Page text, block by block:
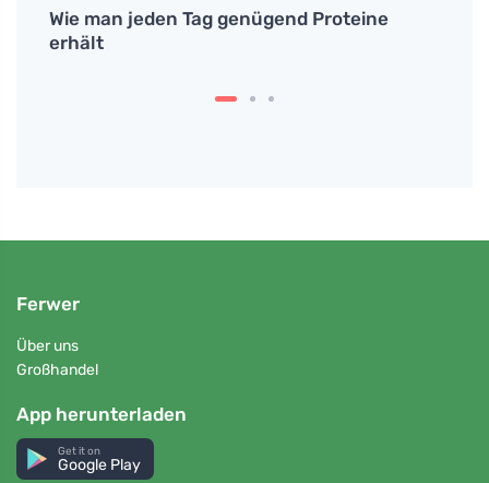
Wie man jeden Tag genügend Proteine
erhält
Ferwer
Über uns
Großhandel
App herunterladen
Get it on
Google Play